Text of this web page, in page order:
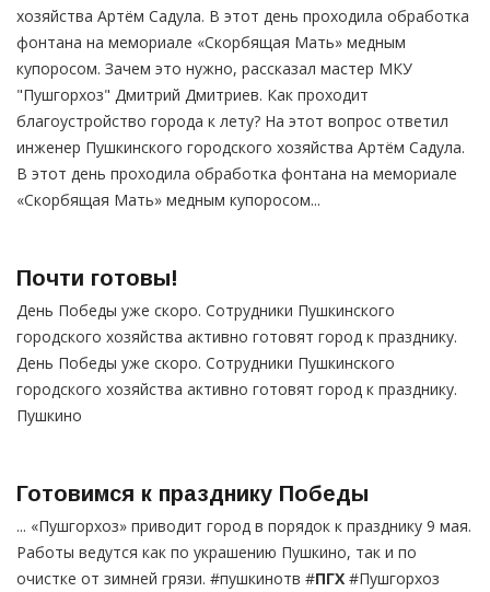
хозяйства Артём Садула. В этот день проходила обработка
фонтана на мемориале «Скорбящая Мать» медным
купоросом. Зачем это нужно, рассказал мастер МКУ
"Пушгорхоз" Дмитрий Дмитриев. Как проходит
благоустройство города к лету? На этот вопрос ответил
инженер Пушкинского городского хозяйства Артём Садула.
В этот день проходила обработка фонтана на мемориале
«Скорбящая Мать» медным купоросом...
Почти готовы!
День Победы уже скоро. Сотрудники Пушкинского
городского хозяйства активно готовят город к празднику.
День Победы уже скоро. Сотрудники Пушкинского
городского хозяйства активно готовят город к празднику.
Пушкино
Готовимся к празднику Победы
... «Пушгорхоз» приводит город в порядок к празднику 9 мая.
Работы ведутся как по украшению Пушкино, так и по
очистке от зимней грязи. #пушкинотв #ПГХ #Пушгорхоз